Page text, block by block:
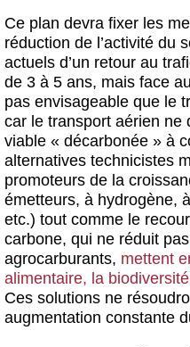
Ce plan devra fixer les
réduction de l’activité du
actuels d’un retour au
de 3 à 5 ans, mais face
pas envisageable que le
car le transport aérien ne
viable « décarbonée » à
alternatives technicistes
promoteurs de la
émetteurs, à hydrogène,
etc.) tout comme le
carbone, qui ne réduit
agrocarburants, mettent
alimentaire, la
Ces solutions ne
augmentation constante